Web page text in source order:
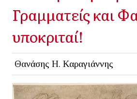
Γραμματείς και
υποκριταί!
Θανάσης Η. Καραγιάννης